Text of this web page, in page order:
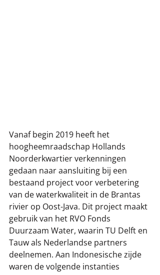
Vanaf begin 2019 heeft het
hoogheemraadschap Hollands
Noorderkwartier verkenningen
gedaan naar aansluiting bij een
bestaand project voor verbetering
van de waterkwaliteit in de Brantas
rivier op Oost-Java. Dit project maakt
gebruik van het RVO Fonds
Duurzaam Water, waarin TU Delft en
Tauw als Nederlandse partners
deelnemen. Aan Indonesische zijde
waren de volgende instanties